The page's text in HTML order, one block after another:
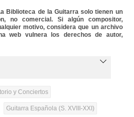
Biblioteca de la Guitarra solo tienen un
no comercial. Si algún compositor,
motivo, considera que un archivo
web vulnera los derechos de autor,
y Conciertos
Guitarra Española (S. XVIII-XXI)